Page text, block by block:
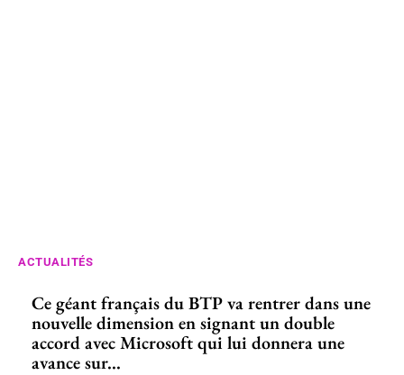
ACTUALITÉS
Ce géant français du BTP va rentrer dans une
nouvelle dimension en signant un double
accord avec Microsoft qui lui donnera une
avance sur...